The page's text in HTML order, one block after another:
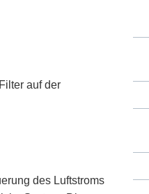
auf der
des Luftstroms